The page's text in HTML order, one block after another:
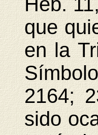
que
en la
2164;
sido